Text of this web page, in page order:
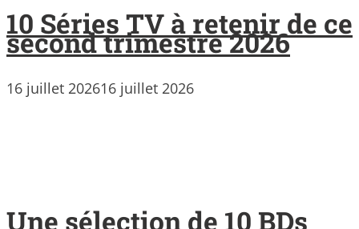
10 Séries TV à retenir de ce
second trimestre 2026
16 juillet 202616 juillet 2026
Une sélection de 10 BDs